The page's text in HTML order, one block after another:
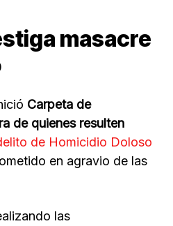
masacre
Carpeta de
de quienes resulten
de Homicidio Doloso
en agravio de las
las